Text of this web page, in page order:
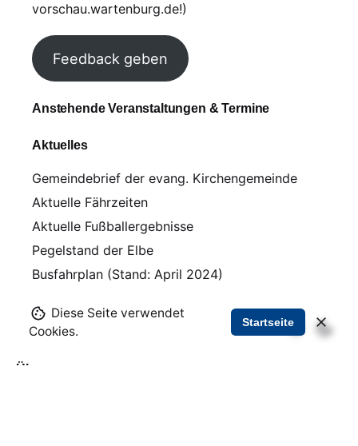
vorschau.wartenburg.de!)
Feedback geben
Anstehende Veranstaltungen & Termine
Aktuelles
Gemeindebrief der evang. Kirchengemeinde
Aktuelle Fährzeiten
Aktuelle Fußballergebnisse
Pegelstand der Elbe
Busfahrplan (Stand: April 2024)
Über uns
Diese Seite verwendet
Cookies.
Startseite